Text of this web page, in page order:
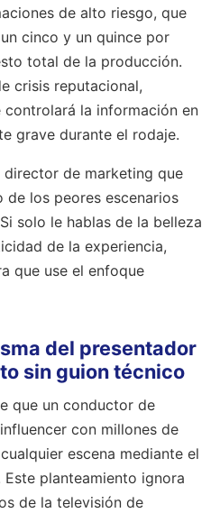
de alto riesgo, que
cinco y un quince por
total de la producción.
crisis reputacional,
la información en
grave durante el rodaje.
director de marketing que
los peores escenarios
solo le hablas de la belleza
de la experiencia,
que use el enfoque
del presentador
sin guion técnico
que un conductor de
con millones de
escena mediante el
planteamiento ignora
de la televisión de